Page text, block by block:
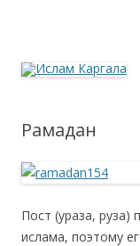
Рамадан
Пост (ураза, руза)
ислама, поэтому